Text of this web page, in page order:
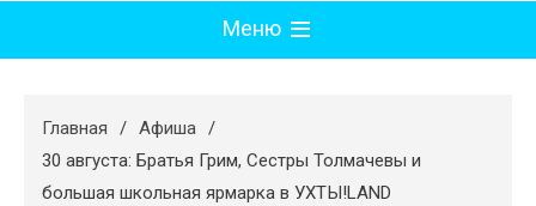
Меню
Худеем
Психология
Главная
Афиша
30 августа: Братья Грим, Сестры Толмачевы и
большая школьная ярмарка в УХТЫ!LAND